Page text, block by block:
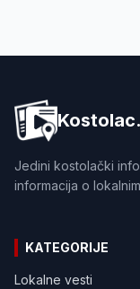
Jedini kostolački
informacija o
KATEGORIJE
Lokalne vesti